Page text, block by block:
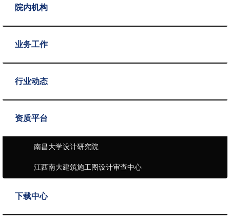
院内机构
业务工作
行业动态
资质平台
南昌大学设计研究院
江西南大建筑施工图设计审查中心
下载中心